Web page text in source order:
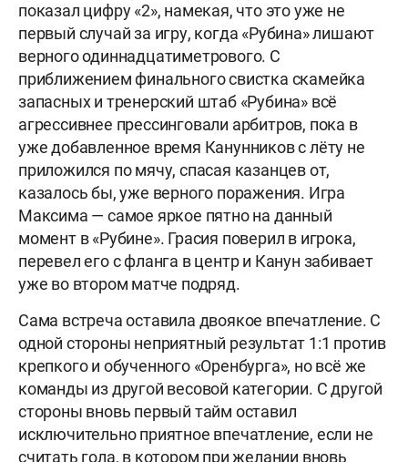
показал цифру «2», намекая, что это уже не
первый случай за игру, когда «Рубина» лишают
верного одиннадцатиметрового. С
приближением финального свистка скамейка
запасных и тренерский штаб «Рубина» всё
агрессивнее прессинговали арбитров, пока в
уже добавленное время Канунников с лёту не
приложился по мячу, спасая казанцев от,
казалось бы, уже верного поражения. Игра
Максима — самое яркое пятно на данный
момент в «Рубине». Грасия поверил в игрока,
перевел его с фланга в центр и Канун забивает
уже во втором матче подряд.
Сама встреча оставила двоякое впечатление. С
одной стороны неприятный результат 1:1 против
крепкого и обученного «Оренбурга», но всё же
команды из другой весовой категории. С другой
стороны вновь первый тайм оставил
исключительно приятное впечатление, если не
считать гола, в котором при желании вновь